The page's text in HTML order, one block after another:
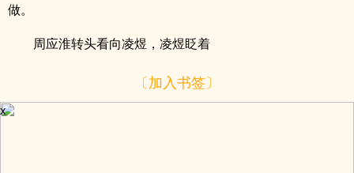
做。
周应淮转头看向凌煜，凌煜眨着
〔加入书签〕
x